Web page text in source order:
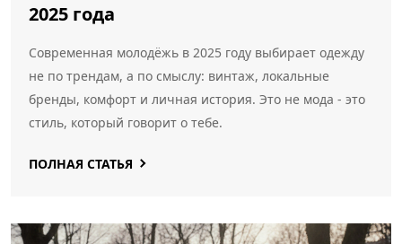
2025 года
Современная молодёжь в 2025 году выбирает одежду
не по трендам, а по смыслу: винтаж, локальные
бренды, комфорт и личная история. Это не мода - это
стиль, который говорит о тебе.
ПОЛНАЯ СТАТЬЯ